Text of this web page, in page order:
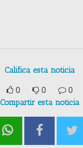
Califica esta noticia
0 0
0
Compartir esta noticia